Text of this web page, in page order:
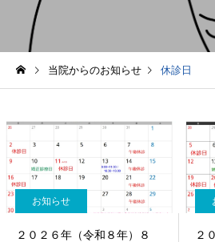
当院からのお知らせ 休診日
お知らせ
２０２６年（令和８年）８
２